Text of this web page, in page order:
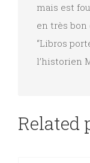
mais est
en très
“Libros
l’historien
Related